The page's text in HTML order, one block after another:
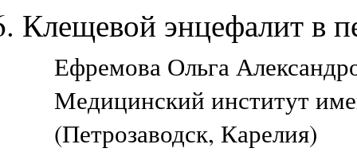
Клещевой энцефалит в
Ефремова Ольга
Медицинский институт
(Петрозаводск, Карелия)